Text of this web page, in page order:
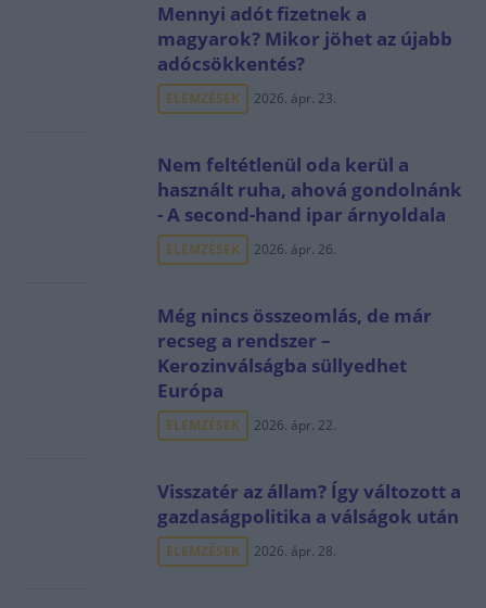
Mennyi adót fizetnek a
magyarok? Mikor jöhet az újabb
adócsökkentés?
ELEMZÉSEK 2026. ápr. 23.
Nem feltétlenül oda kerül a
használt ruha, ahová gondolnánk
- A second-hand ipar árnyoldala
ELEMZÉSEK 2026. ápr. 26.
Még nincs összeomlás, de már
recseg a rendszer –
Kerozinválságba süllyedhet
Európa
ELEMZÉSEK 2026. ápr. 22.
Visszatér az állam? Így változott a
gazdaságpolitika a válságok után
ELEMZÉSEK 2026. ápr. 28.